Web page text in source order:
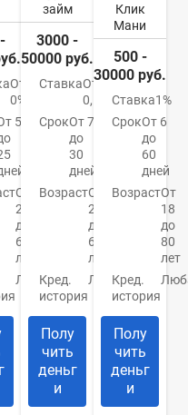
От
0%
5
От
21
до
65
лет
Любая
займ
3000 -
50000 руб.
СтавкаОт
0,5%
СрокОт 7
до
30
дней
ВозрастОт
21
до
65
лет
Кред.
история
Любая
Полу
чить
деньг
и
Клик
Мани
500 -
30000 руб.
Ставка1%
СрокОт 6
до
60
дней
ВозрастОт
18
до
80
лет
Кред.
история
Полу
чить
деньг
и